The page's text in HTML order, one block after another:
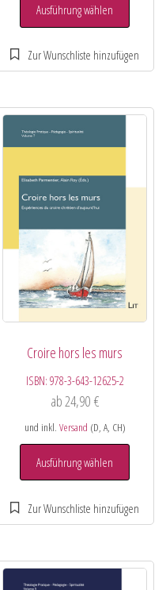
Ausführung wählen
Croire hors les murs
ISBN: 978-3-643-12625-2
ab24,90 €
und inkl. Versand (D, A, CH)
Ausführung wählen